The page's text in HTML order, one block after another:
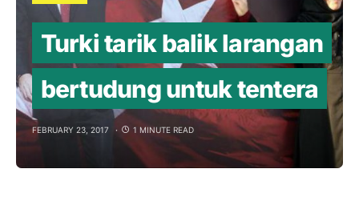
Turki tarik balik larangan
bertudung untuk tentera
FEBRUARY 23, 2017 1 MINUTE READ